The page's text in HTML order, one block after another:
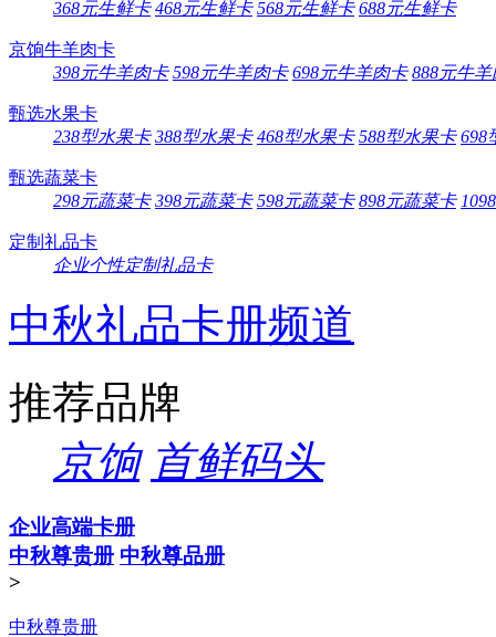
368元生鲜卡 468元生鲜卡 568元生鲜卡 688元生鲜卡
京饷牛羊肉卡
398元牛羊肉卡 598元牛羊肉卡 698元牛羊肉卡 888元牛羊
甄选水果卡
238型水果卡 388型水果卡 468型水果卡 588型水果卡 698
甄选蔬菜卡
298元蔬菜卡 398元蔬菜卡 598元蔬菜卡 898元蔬菜卡
定制礼品卡
企业个性定制礼品卡
中秋礼品卡册频道
推荐品牌
京饷 首鲜码头
企业高端卡册
中秋尊贵册 中秋尊品册
>
中秋尊贵册